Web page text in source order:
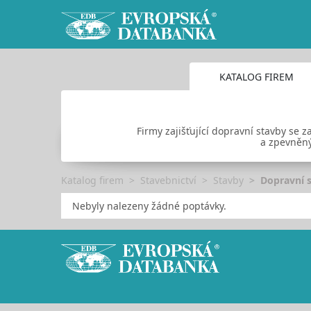
KATALOG FIREM
Firmy zajišťující dopravní stavby se
a
Katalog firem Stavebnictví Stavby
Dopravní
Nebyly nalezeny žádné poptávky.